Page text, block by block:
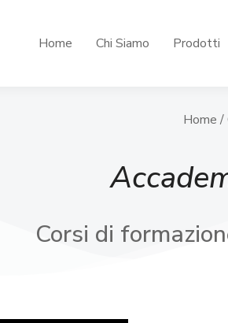
Home Chi Siamo Prodotti
Home /
Corsi di